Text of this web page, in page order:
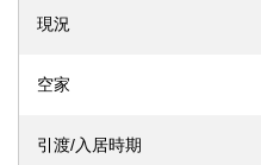
現況
空家
引渡/入居時期